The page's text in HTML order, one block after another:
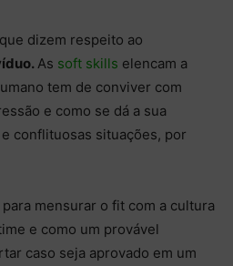
dizem respeito ao
As soft skills elencam a
tem de conviver com
e como se dá a sua
conflituosas situações, por
mensurar o fit com a cultura
e como um provável
caso seja aprovado em um